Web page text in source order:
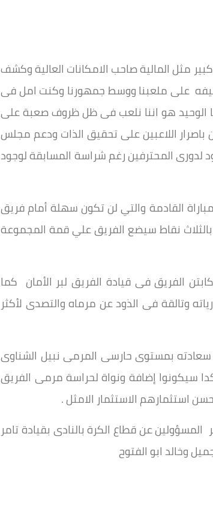
مثل المالية صاحب الامكانات العالية وكشف
على ملعبنا ووسط جمهورنا وكنت امل فى
الوحيد هو اننا نلعب فى ظل ظروف صعبة على
باصرار اللاعبين على تحقيق الذات ودعم مجلس
لدورى المحترفين رغم شراسة المسابقة لوجود
القادمة والتي لن تكون سهلة أمام فريق
بالثلاث نقاط سيضع الفريق علي قمة المجموعة
الفريق فى قيادة الفريق لبر الأمان كما
وتالقة فى الذود عن مرماه والتصدى لأكثر
بمستوى حارسى المرمى نبيل الشناوى
سيكونوا إضافة ونواة لحراسة مرمى الفريق
استثمارهم الاستثمار الامثل .
عن قطاع الكرة بالنادى بقيادة تامر
وخالد ابو الفتوح